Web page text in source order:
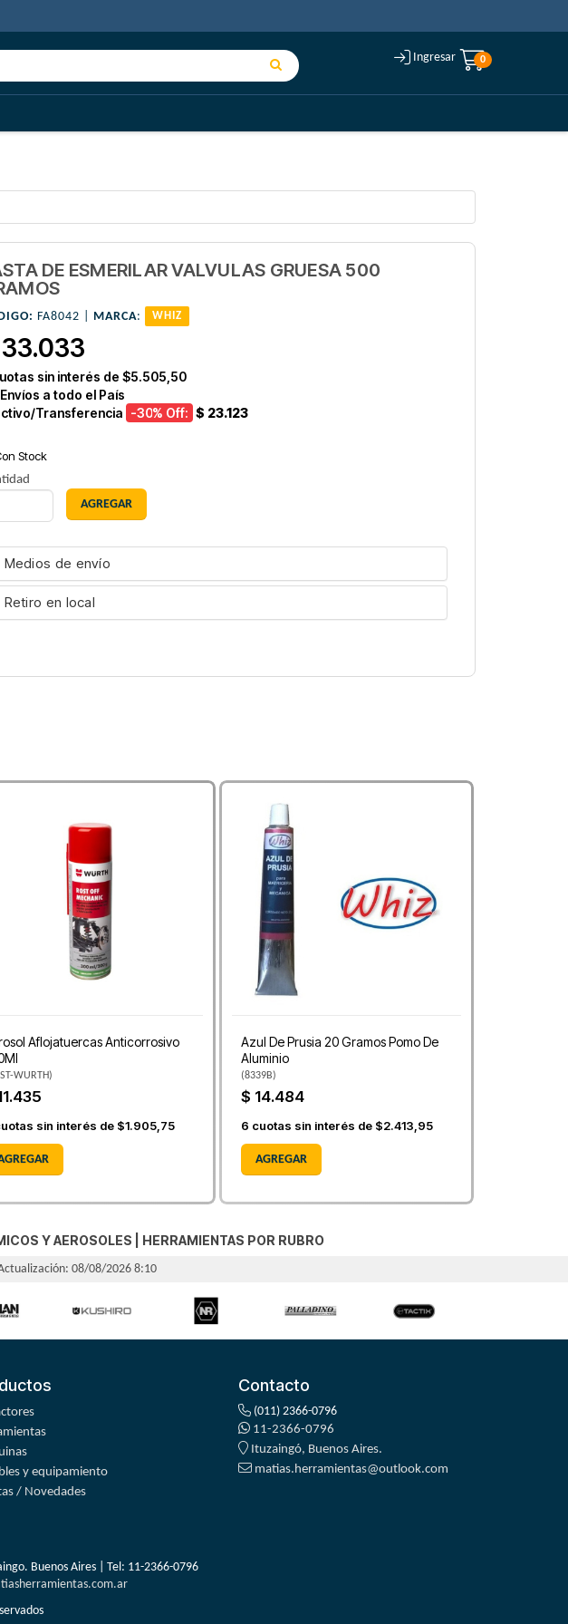
Ingresar 0
DE ESMERILAR VALVULAS GRUESA 500
FA8042 | MARCA: WHIZ
sin interés de $5.505,50
a todo el País
Transferencia -30% Off: $ 23.123
Stock
Medios de envío
Retiro en local
Aflojatuercas Anticorrosivo
WURTH)
sin interés de $1.905,75
Azul De Prusia 20 Gramos Pomo De
Aluminio
(8339B)
$ 14.484
6 cuotas sin interés de $2.413,95
AGREGAR
Y AEROSOLES HERRAMIENTAS POR RUBRO
08/08/2026 8:10
y equipamiento
/ Novedades
Contacto
(011) 2366-0796
11-2366-0796
Ituzaingó, Buenos Aires.
matias.herramientas@outlook.com
Buenos Aires | Tel: 11-2366-0796